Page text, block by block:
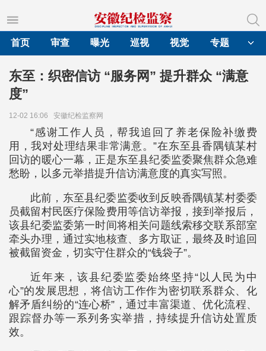
首页
审查 曝光 巡视 视觉 专题
东至：织密信访 “服务网” 提升群众 “满意
度”
12-02 16:06 安徽纪检监察网
“感谢工作人员，帮我追回了养老保险补缴费
用，我对处理结果非常满意。”在东至县香隅镇某村
回访的暖心一幕，正是东至县纪委监委聚焦群众急难
愁盼，以多元举措提升信访满意度的真实写照。
此前，东至县纪委监委收到反映香隅镇某村委委
员截留村民医疗保险费用等信访举报，接到举报后，
该县纪委监委第一时间将相关问题线索移交联系部室
牵头办理，通过实地核查、多方取证，最终及时追回
被截留资金，切实守住群众的“钱袋子”。
近年来，该县纪委监委始终坚持“以人民为中
心”的发展思想，将信访工作作为密切联系群众、化
解矛盾纠纷的“连心桥”，通过丰富渠道、优化流程、
跟踪督办等一系列务实举措，持续提升信访处置质
效。